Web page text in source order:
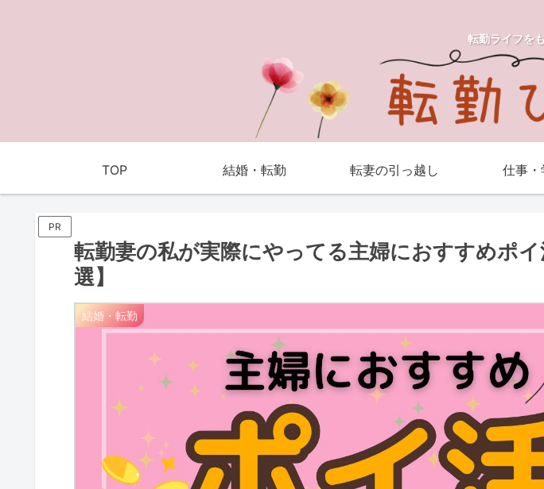
転勤ライフを
TOP 結婚・転勤 転妻の引っ越し 仕事・
PR
転勤妻の私が実際にやってる主婦におすすめポ
選】
結婚・転勤